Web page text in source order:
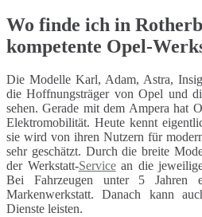
Wo finde ich in
kompetente Opel-
Die Modelle Karl, Adam, Astra,
die Hoffnungsträger von Opel und
sehen. Gerade mit dem Ampera hat
Elektromobilität. Heute kennt
sie wird von ihren Nutzern für
sehr geschätzt. Durch die breite
der Werkstatt-Servicean die
Bei Fahrzeugen unter 5 Jahren
Markenwerkstatt. Danach kann
Dienste leisten.